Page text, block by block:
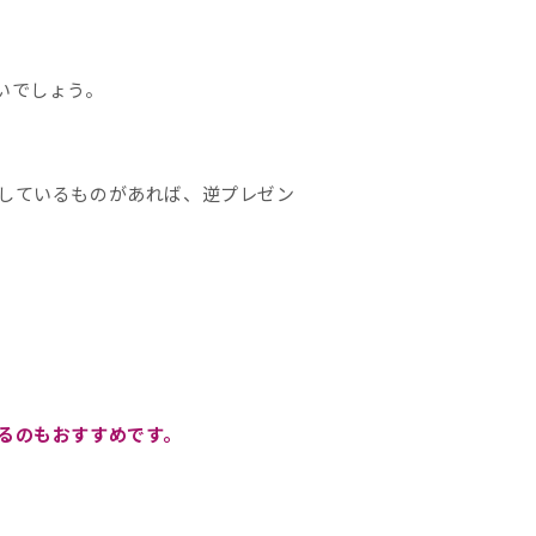
しょう。
ているものがあれば、逆プレゼン
もおすすめです。